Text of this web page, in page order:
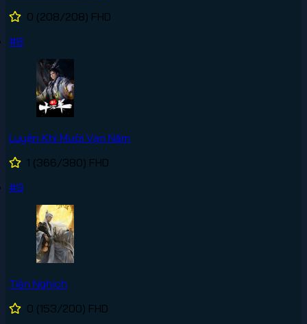
0 (208/208) FHD
#8
Luyện Khí Mười Vạn Năm
1 (366/380) FHD
#9
Tiên Nghịch
0 (153/200) FHD